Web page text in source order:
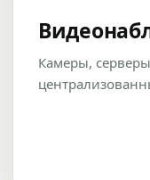
Камеры,